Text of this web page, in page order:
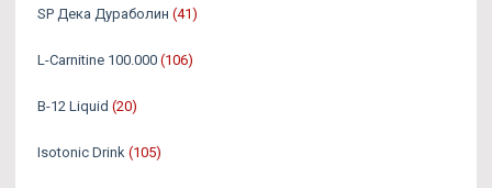
SP Дека Дураболин (41)
L-Carnitine 100.000 (106)
B-12 Liquid (20)
Isotonic Drink (105)